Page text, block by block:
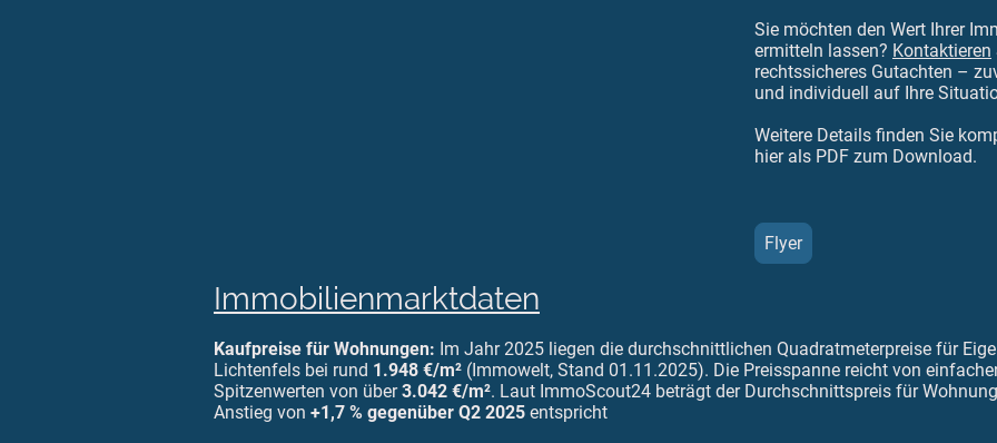
Sie möchten den Wert Ihrer
ermitteln lassen? Kontaktieren
rechtssicheres Gutachten –
und individuell auf Ihre
Weitere Details finden Sie
hier als PDF zum Download.
Flyer
Immobilienmarktdaten
Kaufpreise für Wohnungen: Im Jahr 2025 liegen die durchschnittlichen Quadratmeterpreise für
Lichtenfels bei rund 1.948 €/m² (Immowelt, Stand 01.11.2025). Die Preisspanne reicht von
Spitzenwerten von über3.042 €/m². Laut ImmoScout24 beträgt der Durchschnittspreis für
Anstieg von +1,7 % gegenüber Q2 2025 entspricht